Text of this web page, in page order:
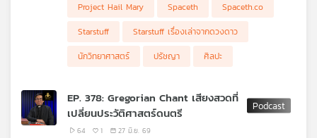
ความหมายของการมีชีวิตอยู่ และการเป็นมนุษย์ได้ขนาดนั้น ใน
Starstuff ตอนนี้ เราชวนคุยกันถึง Project Hail Mary ผ่านมุมมอง
ของปรัชญาและศิลปะ ไปจนถึงภาพ เสียง สี และจังหวะการเล่าเรื่อง
ที่ทำให้อวกาศไม่ได้เป็นแค่ฉากหลังของการเอาตัวรอด แต่เป็นพื้นที่ที่
มนุษย์ต้องเผชิญหน้ากับความโดดเดี่ยว ความหวัง และคำถามว่า
เพราะเราเป็นสิ่งมีชีวิตที่ยังอยากให้จักรวาลนี้มีใครอีกคนรอดไปด้วยกัน
ภาพประกอบจาก Amazon MGM Studios
Project Hail Mary Spaceth
Spaceth.co
Starstuff
Starstuff เรื่องเล่าจากดวงดาว
นักวิทยาศาสตร์
ปรัชญา ศิลปะ
EP. 378: Gregorian Chant เสียงสวดที่
เปลี่ยนประวัติศาสตร์ดนตรี
64 1 27 มิ.ย. 69